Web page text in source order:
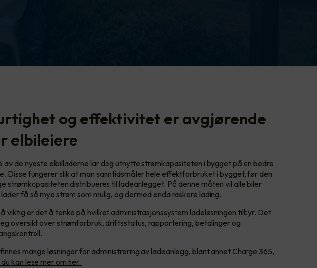
og effektivitet er avgjørende
elbileiere
av de nyeste elbilladerne lar deg utnytte strømkapasiteten i bygget på en bedre
Disse fungerer slik at man sanntidsmåler hele effektforbruket i bygget, før den
strømkapasiteten distribueres til ladeanlegget. På denne måten vil alle biler
lader få så mye strøm som mulig, og dermed enda raskere lading.
viktig er det å tenke på hvilket administrasjonssystem ladeløsningen tilbyr. Det
oversikt over strømforbruk, driftsstatus, rapportering, betalinger og
mange løsninger for administrering av ladeanlegg, blant annet Charge 365,
kan lese mer om her.